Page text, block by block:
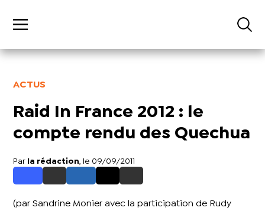
ACTUS
Raid In France 2012 : le
compte rendu des Quechua
Par la rédaction , le 09/09/2011
(par Sandrine Monier avec la participation de Rudy